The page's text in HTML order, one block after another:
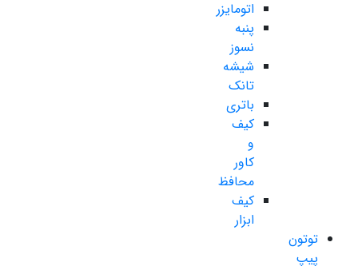
اتومایزر
پنبه
نسوز
شیشه
تانک
باتری
کیف
و
کاور
محافظ
کیف
ابزار
توتون
پیپ